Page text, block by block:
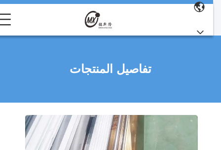
تفاصيل المنتجات